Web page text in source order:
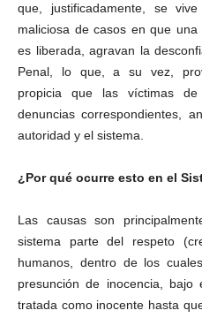
que, justificadamente, se
maliciosa de casos en que
es liberada, agravan la
Penal, lo que, a su vez,
propicia que las víctimas
denuncias correspondientes,
autoridad y el sistema.
¿Por qué ocurre esto en el
Las causas son
sistema parte del respeto
humanos, dentro de los
presunción de inocencia,
tratada como inocente hasta